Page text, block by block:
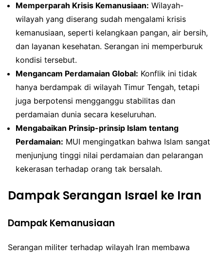
Memperparah Krisis Kemanusiaan: Wilayah-
wilayah yang diserang sudah mengalami krisis
kemanusiaan, seperti kelangkaan pangan, air bersih,
dan layanan kesehatan. Serangan ini memperburuk
kondisi tersebut.
Mengancam Perdamaian Global: Konflik ini tidak
hanya berdampak di wilayah Timur Tengah, tetapi
juga berpotensi mengganggu stabilitas dan
perdamaian dunia secara keseluruhan.
Mengabaikan Prinsip-prinsip Islam tentang
Perdamaian: MUI mengingatkan bahwa Islam sangat
menjunjung tinggi nilai perdamaian dan pelarangan
kekerasan terhadap orang tak bersalah.
Dampak Serangan Israel ke Iran
Dampak Kemanusiaan
Serangan militer terhadap wilayah Iran membawa